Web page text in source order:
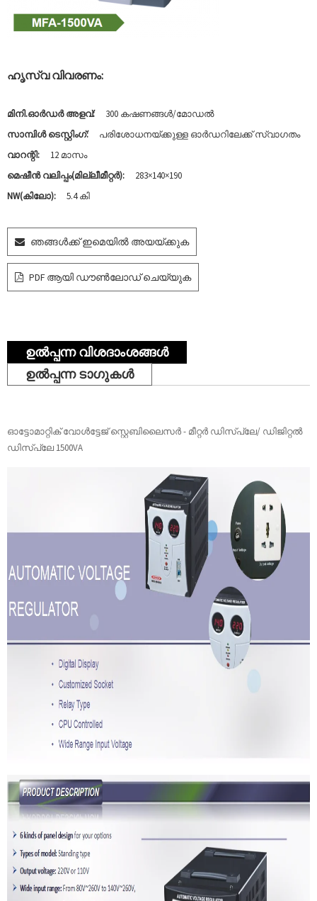
ഹൃസ്വ വിവരണം:
മിനി.ഓർഡർ അളവ്:
300 കഷണങ്ങൾ/മോഡൽ
സാമ്പിൾ ടെസ്റ്റിംഗ്:
പരിശോധനയ്ക്കുള്ള ഓർഡറിലേക്ക് സ്വാഗതം
വാറന്റി:
12 മാസം
മെഷീൻ വലിപ്പം(മില്ലീമീറ്റർ):
283×140×190
NW(കിലോ):
5.4 കി
ഞങ്ങൾക്ക് ഇമെയിൽ അയയ്ക്കുക
PDF ആയി ഡൗൺലോഡ് ചെയ്യുക
ഉൽപ്പന്ന വിശദാംശങ്ങൾ
ഉൽപ്പന്ന ടാഗുകൾ
ഓട്ടോമാറ്റിക് വോൾട്ടേജ് സ്റ്റെബിലൈസർ - മീറ്റർ ഡിസ്പ്ലേ/ ഡിജിറ്റൽ
ഡിസ്പ്ലേ 1500VA